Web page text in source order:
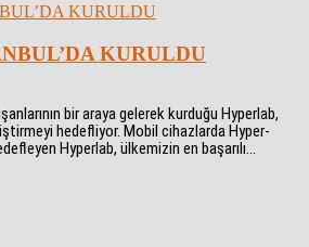
KURULDU
bir araya gelerek kurduğu Hyperlab,
hedefliyor. Mobil cihazlarda Hyper-
Hyperlab, ülkemizin en başarılı...